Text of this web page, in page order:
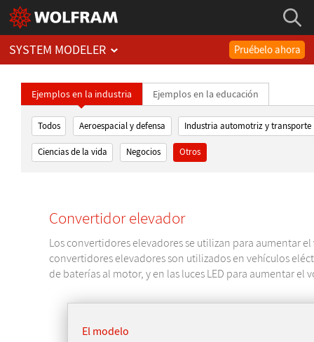
SYSTEM MODELER Pruébelo ahora
Ejemplos en la industria Ejemplos en la educación
Todos Aeroespacial y defensa Industria automotriz y transporte
Ciencias de la vida Negocios Otros
Convertidor elevador
Los convertidores elevadores se utilizan para aumentar
convertidores elevadores son utilizados en vehículos
de baterías al motor, y en las luces LED para aumentar
El modelo